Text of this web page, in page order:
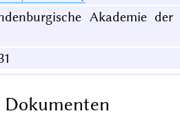
Akademie der
Dokumenten